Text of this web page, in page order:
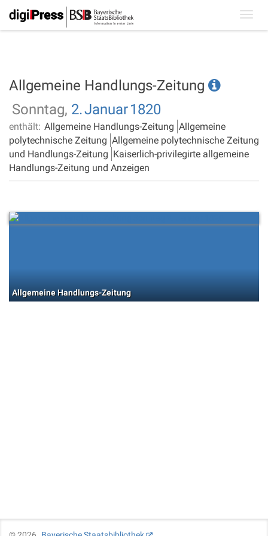
Allgemeine Handlungs-Zeitung
Sonntag, 2.Januar1820
enthält: Allgemeine Handlungs-Zeitung Allgemeine
polytechnische Zeitung Allgemeine polytechnische Zeitung
und Handlungs-Zeitung Kaiserlich-privilegirte allgemeine
Handlungs-Zeitung und Anzeigen
Allgemeine Handlungs-Zeitung